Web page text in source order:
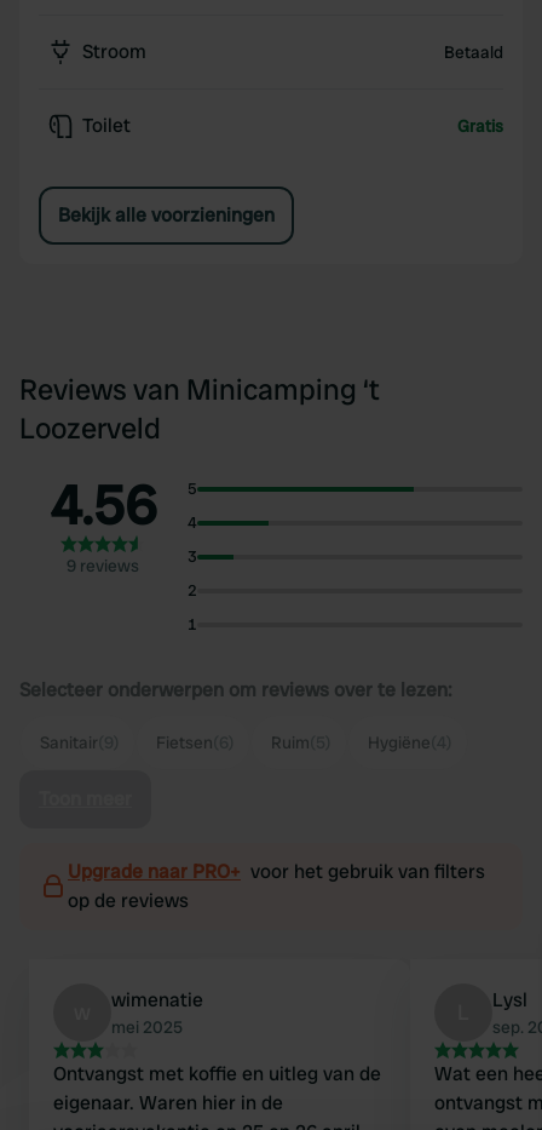
Stroom Betaald
Toilet Gratis
Bekijk alle voorzieningen
Reviews van Minicamping ‘t
Loozerveld
4.56
9 reviews
5
4
3
2
1
Selecteer onderwerpen om reviews over te lezen:
Sanitair Fietsen Ruim Hygiëne
Upgrade naar PRO+ voor het gebruik van filters
op de reviews
wimenatie
mei 2025
Ontvangst met koffie en uitleg van de
eigenaar. Waren hier in de
Lysl
sep.
Wat een
ontvangst